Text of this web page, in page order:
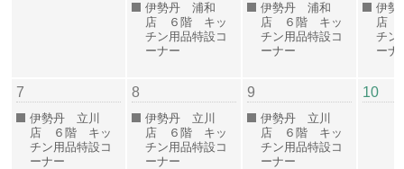
伊勢丹 浦和
店 ６階 キッ
チン用品特設コ
ーナー
伊勢丹 浦和
店 ６階 キッ
チン用品特設コ
ーナー
伊
店
チン
ーナ
7
伊勢丹 立川
店 ６階 キッ
チン用品特設コ
ーナー
8
伊勢丹 立川
店 ６階 キッ
チン用品特設コ
ーナー
9
伊勢丹 立川
店 ６階 キッ
チン用品特設コ
ーナー
10